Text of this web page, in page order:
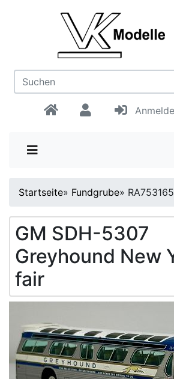
Startseite» Fundgrube» RA753165
GM SDH-5307
Greyhound New
fair